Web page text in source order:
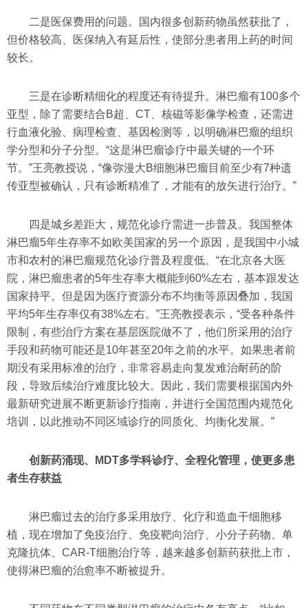
二是医保费用的问题。国内很多创新药物虽然获批了，
但价格较高、医保纳入有延后性，使部分患者用上药的时间
较长。
三是在诊断精细化的程度还有待提升。淋巴瘤有100多个
亚型，除了需要结合B超、CT、核磁等影像学检查，还需进
行血液化验、病理检查、基因检测等，以明确淋巴瘤的组织
学分型和分子分型。“这是淋巴瘤诊疗中最关键的一个环
节。”王亮教授说，“像弥漫大B细胞淋巴瘤目前至少有7种遗
传亚型被确认，只有诊断精准了，才能有的放矢进行治疗。”
四是城乡差距大，规范化诊疗需进一步普及。我国整体
淋巴瘤5年生存率不如欧美国家的另一个原因，是我国中小城
市和农村的淋巴瘤规范化诊疗普及程度低。“在北京各大医
院，淋巴瘤患者的5年生存率大概能到60%左右，基本跟发达
国家持平。但是因为医疗资源分布不均衡等原因叠加，我国
平均5年生存率仅有38%左右。”王亮教授表示，“受各种条件
限制，有些治疗方案在基层医院做不了，他们所采用的治疗
手段和药物可能还是10年甚至20年之前的水平。如果患者前
期没有采用标准的治疗，非常容易走向复发难治耐药的阶
段，导致后续治疗难度比较大。因此，我们需要根据国内外
最新研究进展不断更新诊疗指南，并进行全国范围内规范化
培训，以此推动不同区域诊疗的同质化、均衡化发展。”
创新药涌现、MDT多学科诊疗、全程化管理，使更多患
者生存获益
淋巴瘤过去的治疗多采用放疗、化疗和造血干细胞移
植，现在增加了免疫治疗、免疫靶向治疗、小分子药物、单
克隆抗体、CAR-T细胞治疗等，越来越多创新药获批上市，
使得淋巴瘤的治愈率不断被提升。